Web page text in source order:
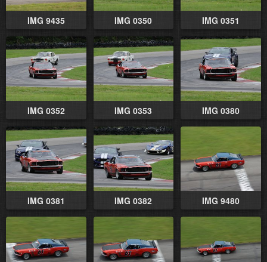
IMG 9435 IMG 0350 IMG 0351
IMG 0352 IMG 0353 IMG 0380
IMG 0381 IMG 0382 IMG 9480